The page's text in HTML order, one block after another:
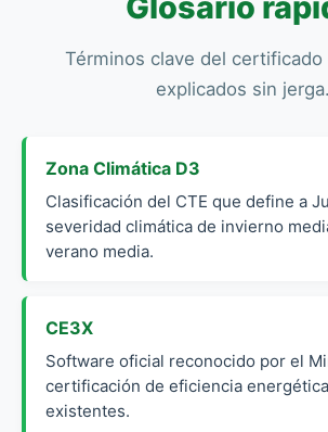
Términos clave del
explicados sin jerga.
Zona Climática D3
Clasificación del CTE que define a
severidad climática de invierno
verano media.
CE3X
Software oficial reconocido por el
certificación de eficiencia
existentes.